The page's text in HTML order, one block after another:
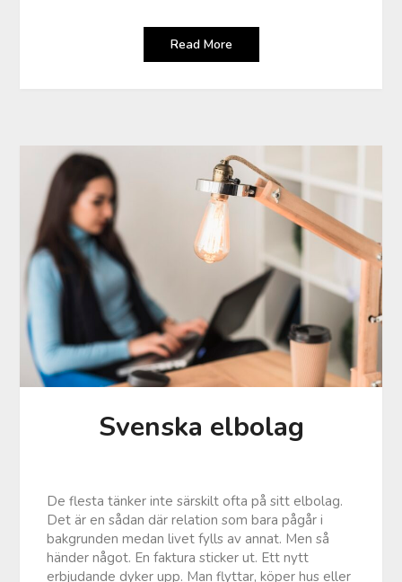
Read More
Svenska elbolag
De flesta tänker inte särskilt ofta på sitt elbolag.
Det är en sådan där relation som bara pågår i
bakgrunden medan livet fylls av annat. Men så
händer något. En faktura sticker ut. Ett nytt
erbjudande dyker upp. Man flyttar, köper hus eller